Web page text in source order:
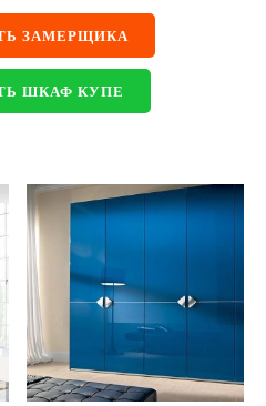
ЗАМЕРЩИКА
ШКАФ КУПЕ